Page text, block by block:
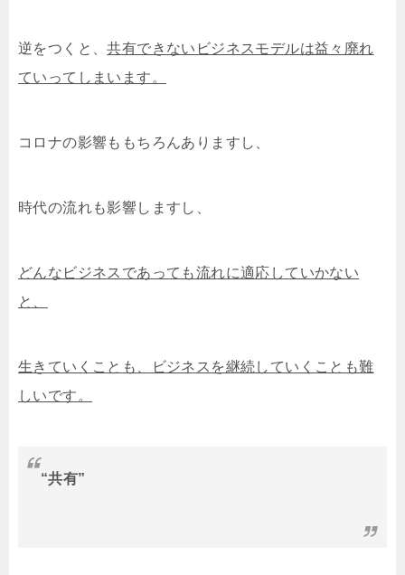
逆をつくと、共有できないビジネスモデルは益々廃れ
ていってしまいます。
コロナの影響ももちろんありますし、
時代の流れも影響しますし、
どんなビジネスであっても流れに適応していかない
と、
生きていくことも、ビジネスを継続していくことも難
しいです。
“共有”